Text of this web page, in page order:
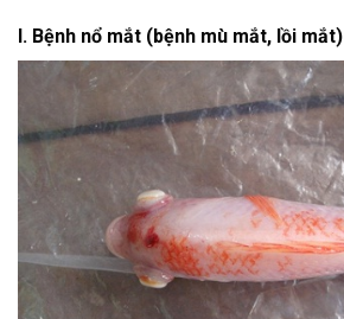
I. Bệnh nổ mắt (bệnh mù mắt, lồi mắt)